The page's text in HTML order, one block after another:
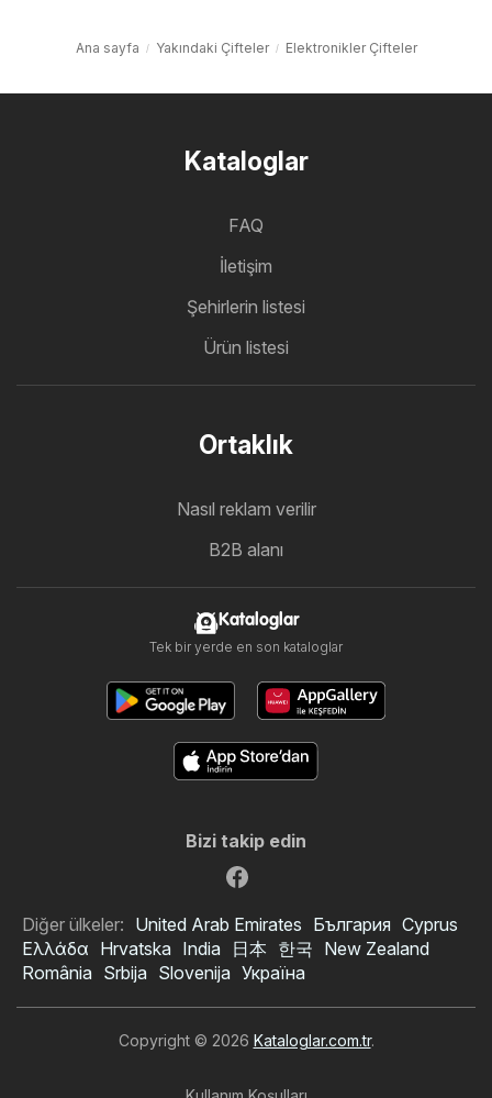
Ana sayfa Yakındaki Çifteler Elektronikler Çifteler
Kataloglar
FAQ
İletişim
Şehirlerin listesi
Ürün listesi
Ortaklık
Nasıl reklam verilir
B2B alanı
Kataloglar
Tek bir yerde en son kataloglar
Bizi takip edin
Diğer ülkeler: United Arab Emirates България Cyprus
Ελλάδα Hrvatska India 日本 한국 New Zealand
România Srbija Slovenija Україна
Copyright © 2026 Kataloglar.com.tr.